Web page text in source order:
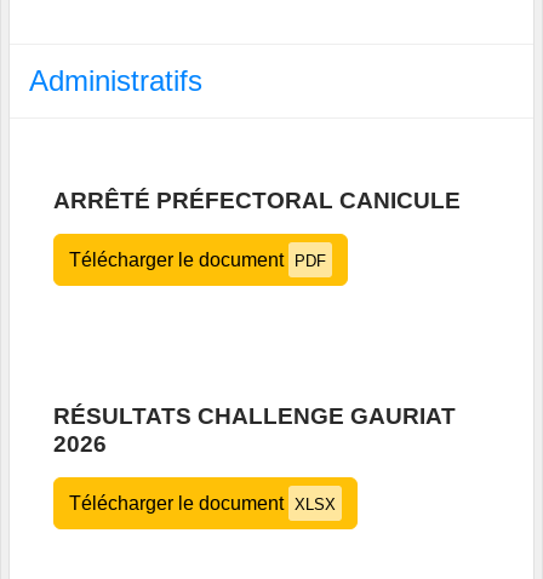
Administratifs
ARRÊTÉ PRÉFECTORAL CANICULE
Télécharger le document PDF
RÉSULTATS CHALLENGE GAURIAT
2026
Télécharger le document XLSX